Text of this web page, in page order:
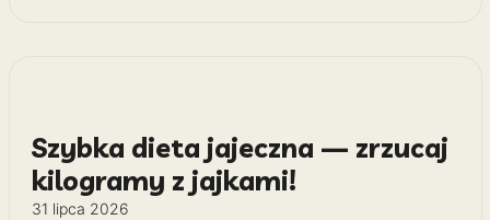
Szybka dieta jajeczna — zrzucaj
kilogramy z jajkami!
31 lipca 2026